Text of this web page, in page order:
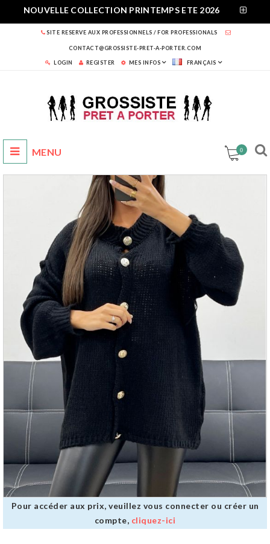
NOUVELLE COLLECTION PRINTEMPS ETE 2026
SITE RESERVE AUX PROFESSIONNELS / FOR PROFESSIONALS
CONTACT@GROSSISTE-PRET-A-PORTER.COM
LOGIN REGISTER MES INFOS FRANÇAIS
0
Pour accéder aux prix, veuillez vous connecter ou créer un
compte, cliquez-ici